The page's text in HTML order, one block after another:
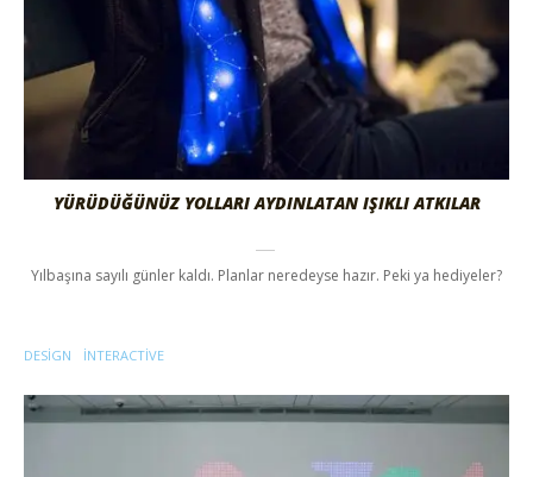
YÜRÜDÜĞÜNÜZ YOLLARI AYDINLATAN IŞIKLI ATKILAR
Yılbaşına sayılı günler kaldı. Planlar neredeyse hazır. Peki ya hediyeler?
DESIGN INTERACTIVE